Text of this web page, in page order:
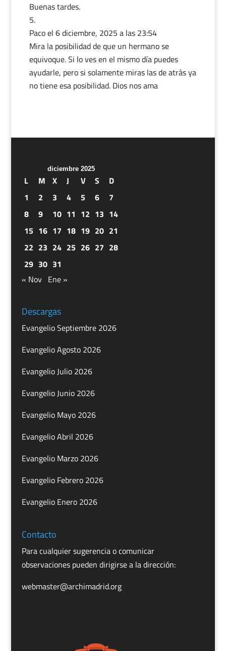
Buenas tardes.
Pacoel 6 diciembre, 2025 a las 23:54
Mira la posibilidad de que un hermano se
equivoque. Si lo ves en el mismo día puedes
ayudarle, pero si solamente miras las de atrás ya
no tiene esa posibilidad. Dios nos ama
diciembre 2025
L M X J V S
D
1
2 3 4 5 6
7
8
9 10 11 12 13 14
15 16 17 18 19 20 21
22 23 24 25 26 27 28
29 30 31
« Nov Ene »
Descargas
Evangelio Septiembre 2026
Evangelio Agosto 2026
Evangelio Julio 2026
Evangelio Junio 2026
Evangelio Mayo 2026
Evangelio Abril 2026
Evangelio Marzo 2026
Evangelio Febrero 2026
Evangelio Enero 2026
Contacto
Para cualquier sugerencia o comunicar
observaciones pueden dirigirse a la dirección:
webmaster@archimadrid.org